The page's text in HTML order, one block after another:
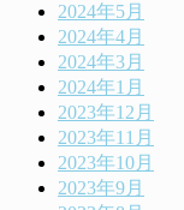
2024年5月
2024年4月
2024年3月
2024年1月
2023年12月
2023年11月
2023年10月
2023年9月